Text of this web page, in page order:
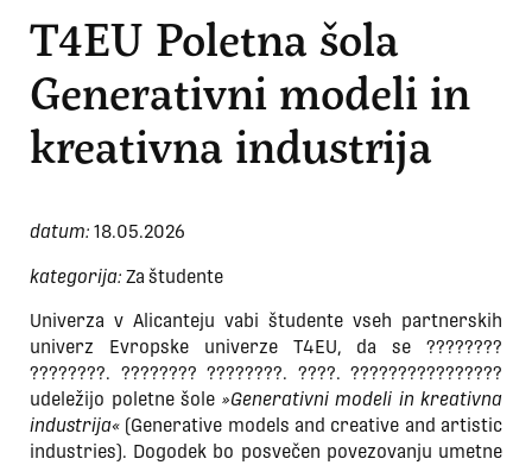
T4EU Poletna šola
Generativni modeli in
kreativna industrija
datum: 18.05.2026
kategorija: Za študente
Univerza v Alicanteju vabi študente vseh partnerskih
univerz Evropske univerze T4EU, da se ????????
????????. ???????? ????????. ????. ????????????????
udeležijo poletne šole »Generativni modeli in kreativna
industrija« (Generative models and creative and artistic
industries). Dogodek bo posvečen povezovanju umetne